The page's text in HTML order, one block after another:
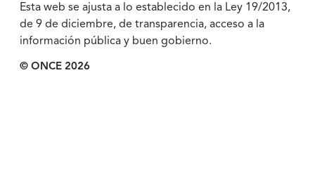
Esta web se ajusta a lo establecido en la Ley 19/2013,
de 9 de diciembre, de transparencia, acceso a la
información pública y buen gobierno.
© ONCE 2026